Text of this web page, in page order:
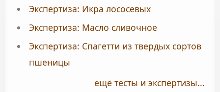
Экспертиза: Икра лососевых
Экспертиза: Масло сливочное
Экспертиза: Спагетти из твердых сортов
пшеницы
ещё тесты и экспертизы...